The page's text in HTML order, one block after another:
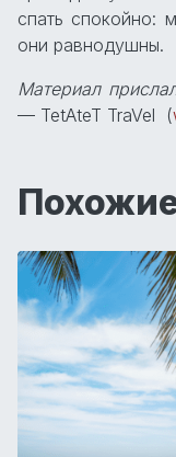
спать спокойно:
они равнодушны.
Материал
— TetAteT TraVel (